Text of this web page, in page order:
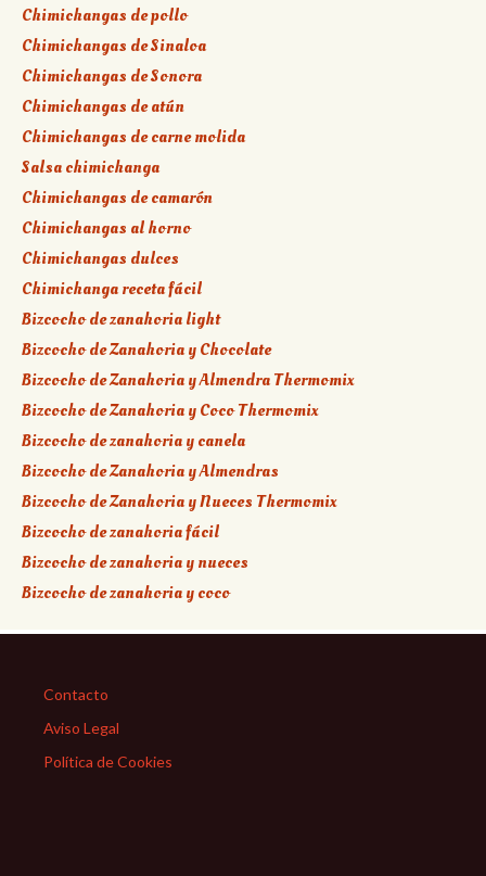
Chimichangas de pollo
Chimichangas de Sinaloa
Chimichangas de Sonora
Chimichangas de atún
Chimichangas de carne molida
Salsa chimichanga
Chimichangas de camarón
Chimichangas al horno
Chimichangas dulces
Chimichanga receta fácil
Bizcocho de zanahoria light
Bizcocho de Zanahoria y Chocolate
Bizcocho de Zanahoria y Almendra Thermomix
Bizcocho de Zanahoria y Coco Thermomix
Bizcocho de zanahoria y canela
Bizcocho de Zanahoria y Almendras
Bizcocho de Zanahoria y Nueces Thermomix
Bizcocho de zanahoria fácil
Bizcocho de zanahoria y nueces
Bizcocho de zanahoria y coco
Contacto
Aviso Legal
Política de Cookies